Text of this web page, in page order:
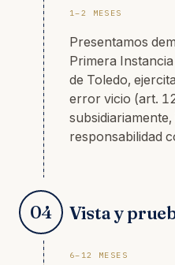
1–2 MESES
Presentamos
Primera
de Toledo,
error vicio (art.
responsabilidad
04 Vista y
6–12 MESES